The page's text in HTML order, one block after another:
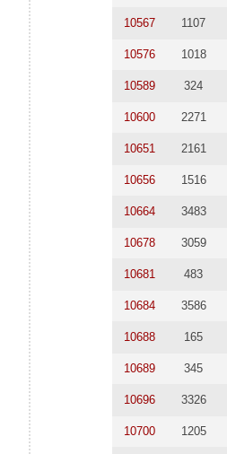
10567 1107
10576 1018
10589 324
10600 2271
10651 2161
10656 1516
10664 3483
10678 3059
10681 483
10684 3586
10688 165
10689 345
10696 3326
10700 1205